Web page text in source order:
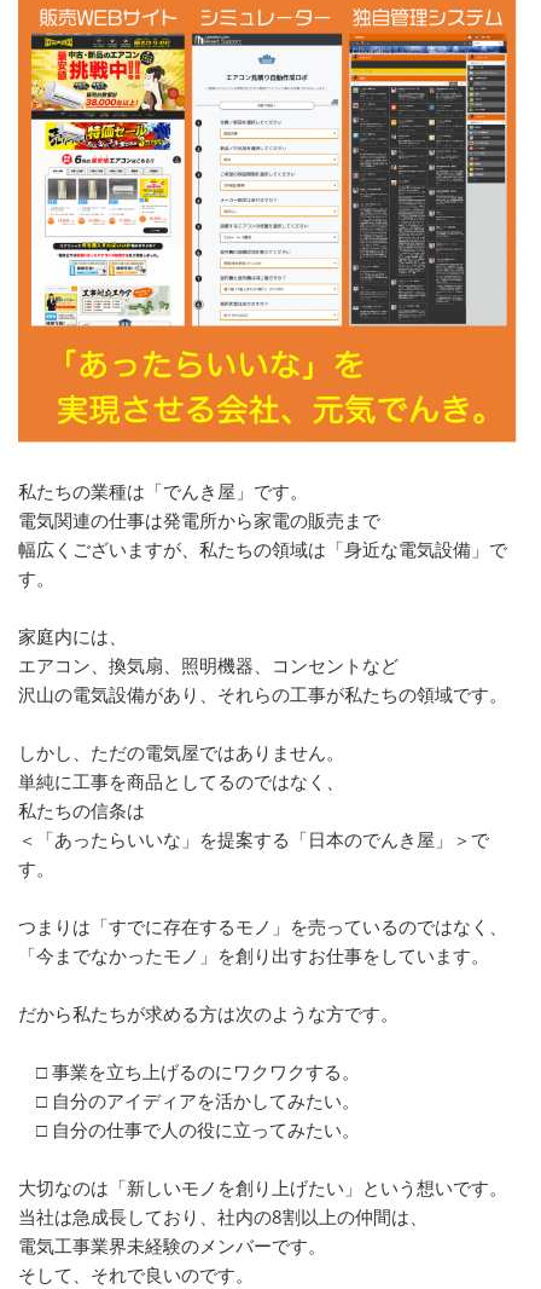
私たちの業種は「でんき屋」です。
電気関連の仕事は発電所から家電の販売まで
幅広くございますが、私たちの領域は「身近な電気設備」で
す。
家庭内には、
エアコン、換気扇、照明機器、コンセントなど
沢山の電気設備があり、それらの工事が私たちの領域です。
しかし、ただの電気屋ではありません。
単純に工事を商品としてるのではなく、
私たちの信条は
＜「あったらいいな」を提案する「日本のでんき屋」＞で
す。
つまりは「すでに存在するモノ」を売っているのではなく、
「今までなかったモノ」を創り出すお仕事をしています。
だから私たちが求める方は次のような方です。
□ 事業を立ち上げるのにワクワクする。
□ 自分のアイディアを活かしてみたい。
□ 自分の仕事で人の役に立ってみたい。
大切なのは「新しいモノを創り上げたい」という想いです。
当社は急成長しており、社内の8割以上の仲間は、
電気工事業界未経験のメンバーです。
そして、それで良いのです。